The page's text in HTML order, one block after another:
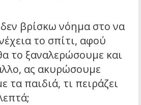
βρίσκω νόημα στο να
το σπίτι, αφού
το ξαναλερώσουμε και
ας ακυρώσουμε
τα παιδιά, τι πειράζει